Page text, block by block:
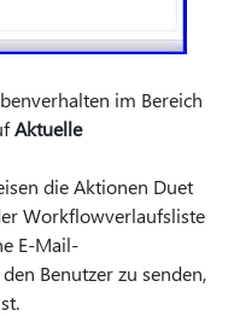
im Bereich
Aktuelle
die Aktionen Duet
Workflowverlaufsliste
E-Mail-
Benutzer zu senden,